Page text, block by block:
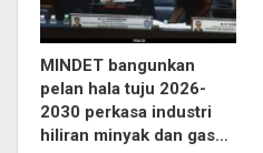
MINDET bangunkan
pelan hala tuju 2026-
2030 perkasa industri
hiliran minyak dan gas…